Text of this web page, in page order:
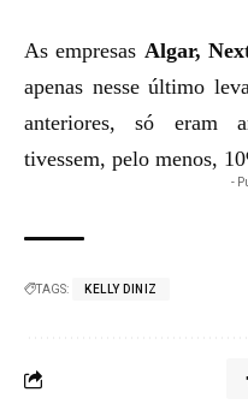
As empresas Algar,
apenas nesse último
anteriores, só eram
tivessem, pelo menos,
-
TAGS: KELLY DINIZ